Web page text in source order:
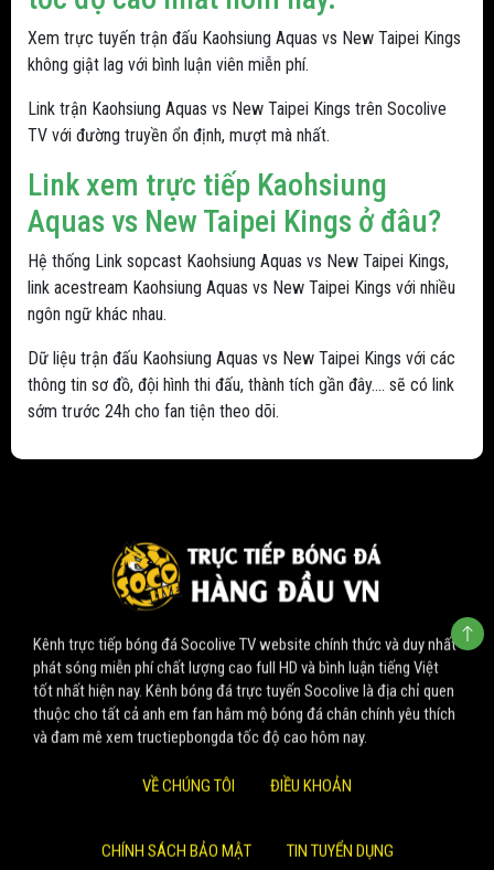
Xem trực tuyến trận đấu Kaohsiung Aquas vs New Taipei Kings
không giật lag với bình luận viên miễn phí.
Link trận Kaohsiung Aquas vs New Taipei Kings trên Socolive
TV với đường truyền ổn định, mượt mà nhất.
Link xem trực tiếp Kaohsiung
Aquas vs New Taipei Kings ở đâu?
Hệ thống Link sopcast Kaohsiung Aquas vs New Taipei Kings,
link acestream Kaohsiung Aquas vs New Taipei Kings với nhiều
ngôn ngữ khác nhau.
Dữ liệu trận đấu Kaohsiung Aquas vs New Taipei Kings với các
thông tin sơ đồ, đội hình thi đấu, thành tích gần đây.... sẽ có link
sớm trước 24h cho fan tiện theo dõi.
Kênh trực tiếp bóng đá Socolive TV website chính thức và duy nhất
phát sóng miễn phí chất lượng cao full HD và bình luận tiếng Việt
tốt nhất hiện nay. Kênh bóng đá trực tuyến Socolive là địa chỉ quen
thuộc cho tất cả anh em fan hâm mộ bóng đá chân chính yêu thích
và đam mê xem tructiepbongda tốc độ cao hôm nay.
VỀ CHÚNG TÔI ĐIỀU KHOẢN
CHÍNH SÁCH BẢO MẬT TIN TUYỂN DỤNG